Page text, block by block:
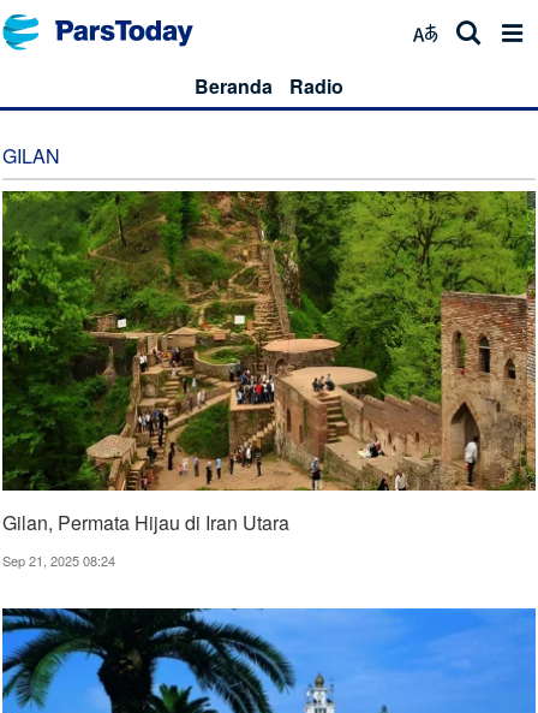
Beranda Radio
GILAN
Gilan, Permata Hijau di Iran Utara
Sep 21, 2025 08:24